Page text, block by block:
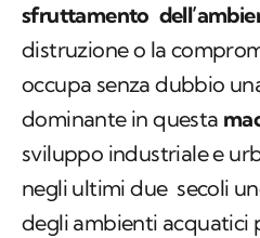
sfruttamento
distruzione o la
occupa senza dubbio
dominante in questa
sviluppo industriale e
negli ultimi due secoli
degli ambienti acquatici